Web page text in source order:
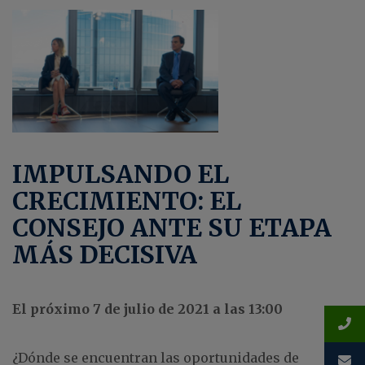
IMPULSANDO EL
CRECIMIENTO: EL
CONSEJO ANTE SU ETAPA
MÁS DECISIVA
El próximo 7 de julio de 2021 a las 13:00
¿Dónde se encuentran las oportunidades de